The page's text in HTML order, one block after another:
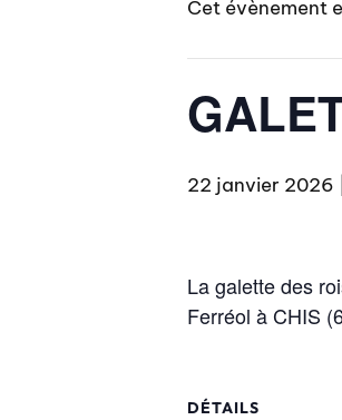
Cet évènement
22 janvier 2026
La galette des
Ferréol à CHIS
DÉTAILS